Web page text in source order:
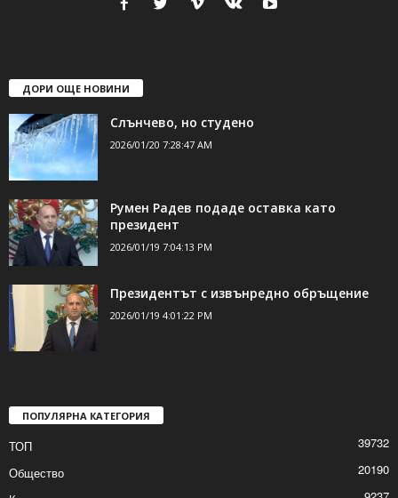
ДОРИ ОЩЕ НОВИНИ
Слънчево, но студено
2026/01/20 7:28:47 AM
Румен Радев подаде оставка като
президент
2026/01/19 7:04:13 PM
Президентът с извънредно обръщение
2026/01/19 4:01:22 PM
ПОПУЛЯРНА КАТЕГОРИЯ
ТОП
39732
Общество
20190